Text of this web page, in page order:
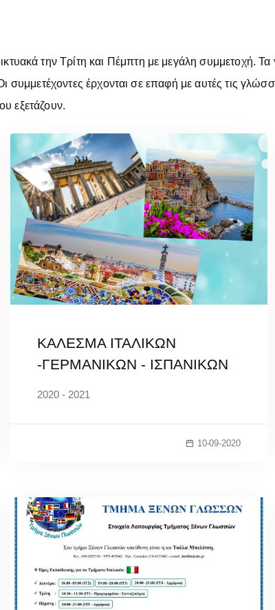
την Τρίτη και Πέμπτη με μεγάλη συμμετοχή.
συμμετέχοντες έρχονται σε επαφή με αυτές τις
εξετάζουν.
ΚΑΛΕΣΜΑ ΙΤΑΛΙΚΩΝ
-ΓΕΡΜΑΝΙΚΩΝ - ΙΣΠΑΝΙΚΩΝ
2020 - 2021
10-09-2020